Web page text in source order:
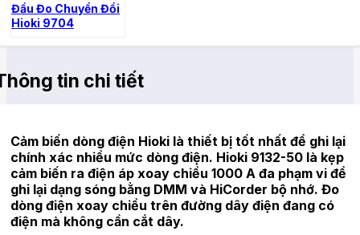
Đầu Đo Chuyển Đổi
Hioki 9704
tin chi tiết
Cảm biến dòng điện Hioki là thiết bị tốt nhất để ghi lại
chính xác nhiều mức dòng điện. Hioki 9132-50 là kẹp
cảm biến ra điện áp xoay chiều 1000 A đa phạm vi để
ghi lại dạng sóng bằng DMM và HiCorder bộ nhớ. Đo
dòng điện xoay chiều trên đường dây điện đang có
điện mà không cần cắt dây.